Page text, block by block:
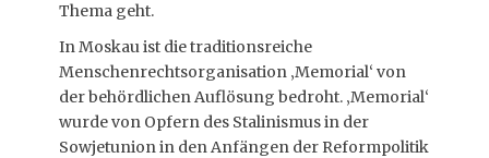
Thema geht.
In Moskau ist die traditionsreiche
Menschenrechtsorganisation ‚Memorial‘ von
der behördlichen Auflösung bedroht. ‚Memorial‘
wurde von Opfern des Stalinismus in der
Sowjetunion in den Anfängen der Reformpolitik